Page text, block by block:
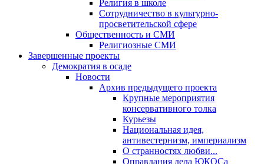
Религия в школе
Сотрудничество в культурно-
просветительской сфере
Общественность и СМИ
Религиозные СМИ
Завершенные проекты
Демократия в осаде
Новости
Архив предыдущего проекта
Крупные мероприятия
консервативного толка
Курьезы
Национальная идея,
антивестернизм, империализм
О странностях любви...
Оправдания дела ЮКОСа